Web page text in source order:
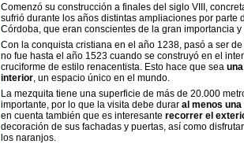
Comenzó su construcción a finales del siglo VIII,
sufrió durante los años distintas ampliaciones por parte
Córdoba, que eran conscientes de la gran importancia
Con la conquista cristiana en el año 1238, pasó a ser
no fue hasta el año 1523 cuando se construyó en el
cruciforme de estilo renacentista. Esto hace que sea
interior, un espacio único en el mundo.
La mezquita tiene una superficie de más de 20.000
importante, por lo que la visita debe durar al menos una
en cuenta también que es interesante recorrer el
decoración de sus fachadas y puertas, así como
los naranjos.